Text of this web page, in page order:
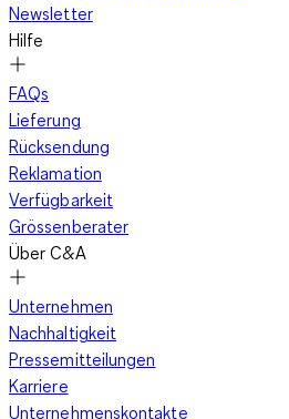
Newsletter
Hilfe
FAQs
Lieferung
Rücksendung
Reklamation
Verfügbarkeit
Grössenberater
Über C&A
Unternehmen
Nachhaltigkeit
Pressemitteilungen
Karriere
Unternehmenskontakte